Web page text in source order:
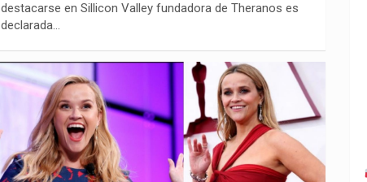
destacarse en Sillicon Valley fundadora de Theranos es
declarada…